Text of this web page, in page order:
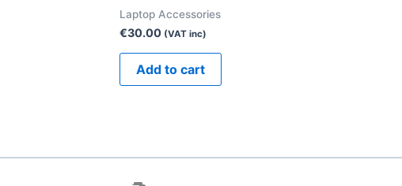
Laptop Accessories
€30.00 (VAT inc)
Add to cart